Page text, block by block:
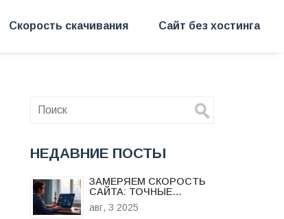
Скорость скачивания Сайт без хостинга
НЕДАВНИЕ ПОСТЫ
ЗАМЕРЯЕМ СКОРОСТЬ
САЙТА: ТОЧНЫЕ
МЕТОДЫ И ЛУЧШИЕ
ИНСТРУМЕНТЫ 2025
авг, 3 2025